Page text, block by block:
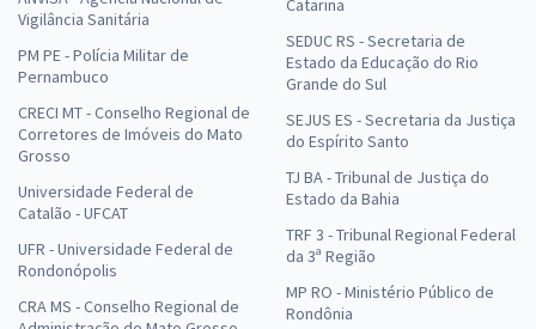
Vigilância Sanitária
PM PE - Polícia Militar de
Pernambuco
CRECI MT - Conselho Regional de
Corretores de Imóveis do Mato
Grosso
Universidade Federal de
Catalão - UFCAT
UFR - Universidade Federal de
Rondonópolis
CRA MS - Conselho Regional de
Catarina
SEDUC RS - Secretaria de
Estado da Educação do Rio
Grande do Sul
SEJUS ES - Secretaria da Justiça
do Espírito Santo
TJ BA - Tribunal de Justiça do
Estado da Bahia
TRF 3 - Tribunal Regional Federal
da 3ª Região
MP RO - Ministério Público de
Rondônia